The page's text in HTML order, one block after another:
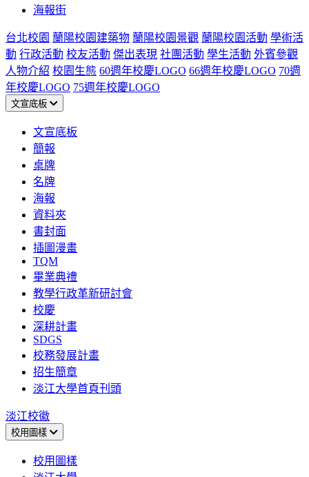
海報街
台北校園 蘭陽校園建築物 蘭陽校園景觀 蘭陽校園活動 學術活
動 行政活動 校友活動 傑出表現 社團活動 學生活動 外賓參觀
人物介紹 校園生態 60週年校慶LOGO 66週年校慶LOGO 70週
年校慶LOGO 75週年校慶LOGO
文宣底板
文宣底板
簡報
桌牌
名牌
海報
資料夾
書封面
插圖漫畫
TQM
畢業典禮
教學行政革新研討會
校慶
深耕計畫
SDGS
校務發展計畫
招生簡章
淡江大學首頁刊頭
淡江校徽
校用圖樣
校用圖樣